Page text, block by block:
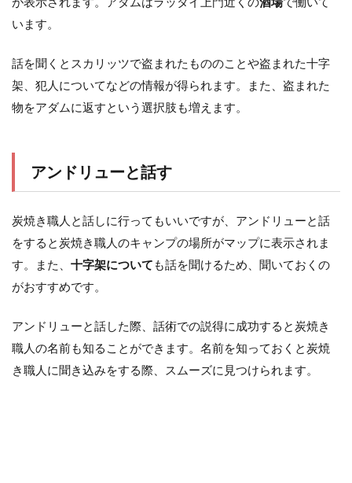
います。
話を聞くとスカリッツで盗まれたもののことや盗まれた十字
架、犯人についてなどの情報が得られます。また、盗まれた
物をアダムに返すという選択肢も増えます。
アンドリューと話す
炭焼き職人と話しに行ってもいいですが、アンドリューと話
をすると炭焼き職人のキャンプの場所がマップに表示されま
す。また、 十字架についても話を聞けるため、聞いておくの
がおすすめです。
アンドリューと話した際、話術での説得に成功すると炭焼き
職人の名前も知ることができます。名前を知っておくと炭焼
き職人に聞き込みをする際、スムーズに見つけられます。